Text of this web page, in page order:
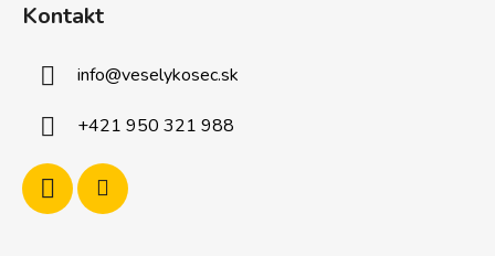
Kontakt
info@veselykosec.sk
+421 950 321 988